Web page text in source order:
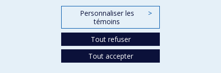
Nos départements et écolesPersonnaliser les
témoins
>
Tout refuser
Tout accepter